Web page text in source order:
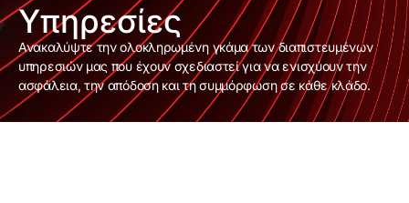
Υπηρεσίες
Ανακαλύψτε την ολοκληρωμένη γκάμα των διαπιστευμένων
υπηρεσιών μας που έχουν σχεδιαστεί για να ενισχύουν την
ασφάλεια, την απόδοση και τη συμμόρφωση σε κάθε κλάδο.